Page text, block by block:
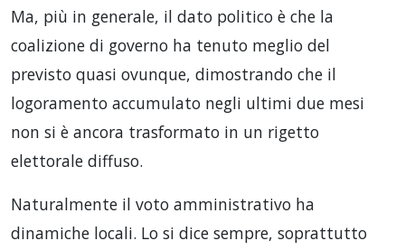
Ma, più in generale, il dato politico è che la
coalizione di governo ha tenuto meglio del
previsto quasi ovunque, dimostrando che il
logoramento accumulato negli ultimi due mesi
non si è ancora trasformato in un rigetto
elettorale diffuso.
Naturalmente il voto amministrativo ha
dinamiche locali. Lo si dice sempre, soprattutto